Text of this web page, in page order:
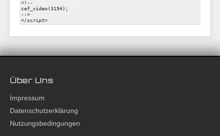
Über Uns
Impressum
Datenschutzerklärung
Nutzungsbedingungen